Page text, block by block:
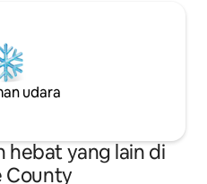
udara
hebat yang lain di
County